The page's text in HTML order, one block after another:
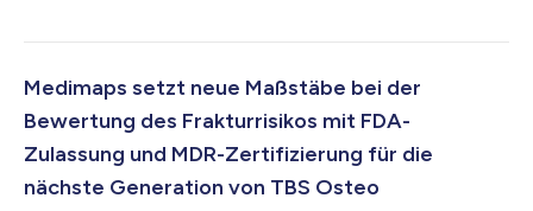
der Produkteinführung in den USA im vergangenen Monat
Engagement des Unternehmens, die Osteoporose-Erkennung
und das Management der Knochengesundheit weltwe...
Medimaps setzt neue Maßstäbe bei der
Bewertung des Frakturrisikos mit FDA-
Zulassung und MDR-Zertifizierung für die
nächste Generation von TBS Osteo